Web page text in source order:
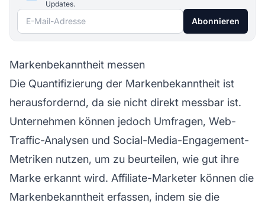
Updates.
E-Mail-Adresse Abonnieren
Markenbekanntheit messen
Die Quantifizierung der Markenbekanntheit ist
herausfordernd, da sie nicht direkt messbar ist.
Unternehmen können jedoch Umfragen, Web-
Traffic-Analysen und Social-Media-Engagement-
Metriken nutzen, um zu beurteilen, wie gut ihre
Marke erkannt wird. Affiliate-Marketer können die
Markenbekanntheit erfassen, indem sie die